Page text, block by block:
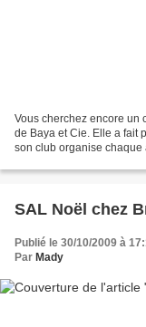
Vous cherchez encore un
de Baya et Cie. Elle a fait
son club organise chaque
SAL Noël chez
Publié le 30/10/2009 à
Par Mady